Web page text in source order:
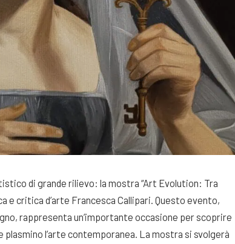
di grande rilievo: la mostra “Art Evolution: Tra
critica d’arte Francesca Callipari. Questo evento,
rappresenta un’importante occasione per scoprire
l’arte contemporanea. La mostra si svolgerà